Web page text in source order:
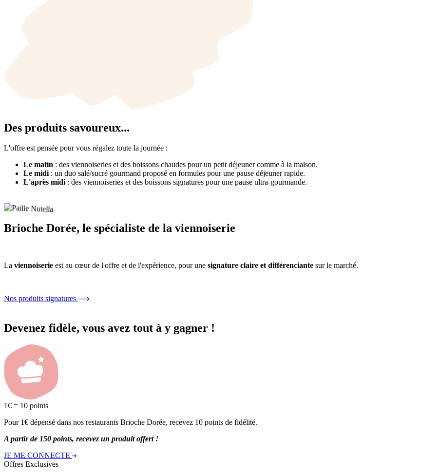
Des produits savoureux...
L'offre est pensée pour vous régalez toute la journée :
Le matin : des viennoiseries et des boissons chaudes pour un petit déjeuner comme à la maison.
Le midi: un duo salé/sucré gourmand proposé en formules pour une pause déjeuner rapide.
L'après midi: des viennoiseries et des boissons signatures pour une pause ultra-gourmande.
Brioche Dorée, le spécialiste de la viennoiserie
La viennoiserie est au cœur de l'offre et de l'expérience, pour une signature claire et différenciante sur le marché.
Nos produits signatures
Devenez fidèle, vous avez tout à y gagner !
1€ = 10 points
Pour 1€ dépensé dans nos restaurants Brioche Dorée, recevez 10 points de fidélité.
A partir de 150 points, recevez un produit offert !
JE ME CONNECTE
Offres Exclusives